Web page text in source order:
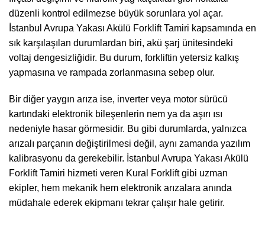
düzenli kontrol edilmezse büyük sorunlara yol açar.
İstanbul Avrupa Yakası Akülü Forklift Tamiri kapsamında en
sık karşılaşılan durumlardan biri, akü şarj ünitesindeki
voltaj dengesizliğidir. Bu durum, forkliftin yetersiz kalkış
yapmasına ve rampada zorlanmasına sebep olur.
Bir diğer yaygın arıza ise, inverter veya motor sürücü
kartındaki elektronik bileşenlerin nem ya da aşırı ısı
nedeniyle hasar görmesidir. Bu gibi durumlarda, yalnızca
arızalı parçanın değiştirilmesi değil, aynı zamanda yazılım
kalibrasyonu da gerekebilir. İstanbul Avrupa Yakası Akülü
Forklift Tamiri hizmeti veren Kural Forklift gibi uzman
ekipler, hem mekanik hem elektronik arızalara anında
müdahale ederek ekipmanı tekrar çalışır hale getirir.